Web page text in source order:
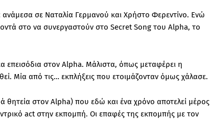
σε Ναταλία Γερμανού και Χρήστο Φερεντίνο. Ενώ
στο να συνεργαστούν στο Secret Song του Alpha, το
επεισόδια στον Alpha. Μάλιστα, όπως μεταφέρει η
Μία από τις… εκπλήξεις που ετοιμάζονταν όμως χάλασε.
θητεία στον Alpha) που εδώ και ένα χρόνο αποτελεί μέρος
act στην εκπομπή. Οι επαφές της εκπομπής με τον